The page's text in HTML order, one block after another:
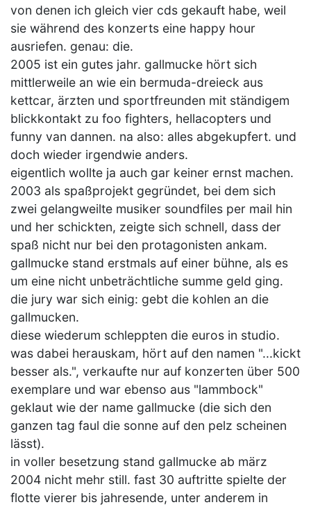
von denen ich gleich vier cds gekauft habe, weil
sie während des konzerts eine happy hour
ausriefen. genau: die.
2005 ist ein gutes jahr. gallmucke hört sich
mittlerweile an wie ein bermuda-dreieck aus
kettcar, ärzten und sportfreunden mit ständigem
blickkontakt zu foo fighters, hellacopters und
funny van dannen. na also: alles abgekupfert. und
doch wieder irgendwie anders.
eigentlich wollte ja auch gar keiner ernst machen.
2003 als spaßprojekt gegründet, bei dem sich
zwei gelangweilte musiker soundfiles per mail hin
und her schickten, zeigte sich schnell, dass der
spaß nicht nur bei den protagonisten ankam.
gallmucke stand erstmals auf einer bühne, als es
um eine nicht unbeträchtliche summe geld ging.
die jury war sich einig: gebt die kohlen an die
gallmucken.
diese wiederum schleppten die euros in studio.
was dabei herauskam, hört auf den namen "...kickt
besser als.", verkaufte nur auf konzerten über 500
exemplare und war ebenso aus "lammbock"
geklaut wie der name gallmucke (die sich den
ganzen tag faul die sonne auf den pelz scheinen
lässt).
in voller besetzung stand gallmucke ab märz
2004 nicht mehr still. fast 30 auftritte spielte der
flotte vierer bis jahresende, unter anderem in